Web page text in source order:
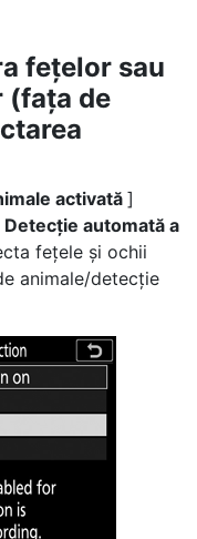
fețelor sau
(fața de
activată ]
Detecție automată a
fețele și ochii
animale/detecție